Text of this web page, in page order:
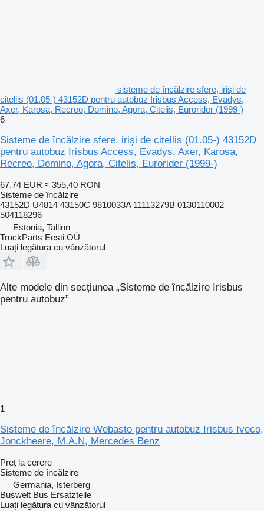
sisteme de încălzire sfere, iriși de
citellis (01.05-) 43152D pentru autobuz Irisbus Access, Evadys,
Axer, Karosa, Recreo, Domino, Agora, Citelis, Eurorider (1999-)
6
Sisteme de încălzire sfere, iriși de citellis (01.05-) 43152D
pentru autobuz Irisbus Access, Evadys, Axer, Karosa,
Recreo, Domino, Agora, Citelis, Eurorider (1999-)
67,74 EUR ≈ 355,40 RON
Sisteme de încălzire
43152D U4814 43150C 9810033A 11113279B 0130110002
504118296
Estonia, Tallinn
TruckParts Eesti OÜ
Luați legătura cu vânzătorul
Alte modele din secțiunea „Sisteme de încălzire Irisbus
pentru autobuz”
1
Sisteme de încălzire Webasto pentru autobuz Irisbus Iveco,
Jonckheere, M.A.N, Mercedes Benz
Preț la cerere
Sisteme de încălzire
Germania, Isterberg
Buswelt Bus Ersatzteile
Luați legătura cu vânzătorul